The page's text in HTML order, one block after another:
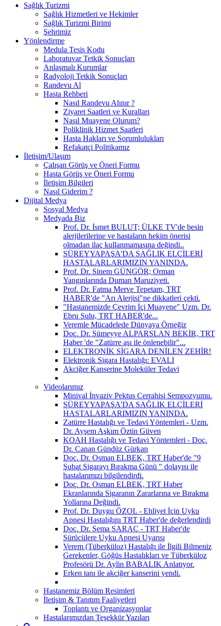
Sağlık Turizmi
Sağlık Hizmetleri ve Hekimler
Sağlık Turizmi Birimi
Şehrimiz
Yönlendirme
Medula Tesis Kodu
Laboratuvar Tetkik Sonuçları
Anlaşmalı Kurumlar
Radyoloji Tetkik Sonuçları
Randevu Al
Hasta Rehberi
Nasıl Randevu Alınır ?
Ziyaret Saatleri ve Kuralları
Nasıl Muayene Olurum?
Poliklinik Hizmet Saatleri
Hasta Hakları ve Sorumlulukları
Refakatçi Politikamız
İletişim/Ulaşım
Çalışan Görüş ve Öneri Formu
Hasta Görüş ve Öneri Formu
İletişim Bilgileri
Nasıl Giderim ?
Dijital Medya
Sosyal Medya
Medyada Biz
Prof. Dr. İsmet BULUT; ÜLKE TV'de besin
alerjilerilerine ve hastaların hekim önerisi
olmadan ilaç kullanmamasına değindi..
SÜREYYAPAŞA'DA SAĞLIK ELÇİLERİ
HASTALARLARIMIZIN YANINDA.
Prof. Dr. Sinem GÜNGÖR; Orman
Yangınlarında Duman Maruziyeti.
Prof. Dr. Fatma Merve Tepetam, TRT
HABER'de "Arı Alerjisi"ne dikkatleri çekti.
"Hastanemizde Çevrim İçi Muayene" Uzm. Dr.
Ebru Sulu, TRT HABER'de...
Veremle Mücadelede Dünyaya Örneğiz
Doç. Dr. Sümeyye ALPARSLAN BEKİR, TRT
Haber 'de "Zatürre aşı ile önlenebilir"...
ELEKTRONİK SİGARA DENİLEN ZEHİR!
Elektronik Sigara Hastalığı: EVALI
Akciğer Kanserine Moleküler Tedavi
Videolarımız
Minival İnvaziv Pektus Cerrahisi Sempozyumu.
SÜREYYAPAŞA'DA SAĞLIK ELÇİLERİ
HASTALARLARIMIZIN YANINDA.
Zatürre Hastalığı ve Tedavi Yöntemleri - Uzm.
Dr. Ayşem Aşkım Öztin Güven
KOAH Hastalığı ve Tedavi Yöntemleri - Doç.
Dr. Canan Gündüz Gürkan
Doç. Dr. Osman ELBEK, TRT Haber'de "9
Şubat Sigarayı Bırakma Günü " dolayısı ile
hastalarımızı bilgilendirdi.
Doç. Dr. Osman ELBEK, TRT Haber
Ekranlarında Sigaranın Zararlarına ve Bırakma
Yollarına Değindi.
Prof. Dr. Duygu ÖZOL - Ehliyet İçin Uyku
Apnesi Hastalığını TRT Haber'de değerlendirdi
Doç. Dr. Sema SARAÇ - TRT Haber'de
Sürücülere Uyku Apnesi Uyarısı
Verem (Tüberküloz) Hastalığı ile İlgili Bilmeniz
Gerekenler, Göğüs Hastalıkları ve Tüberküloz
Profesörü Dr. Aylin BABALIK Anlatıyor.
Erken tanı ile akciğer kanserini yendi.
Hastanemiz Bölüm Resimleri
İletişim & Tanıtım Faaliyetleri
Toplantı ve Organizasyonlar
Hastalarımızdan Teşekkür Yazıları